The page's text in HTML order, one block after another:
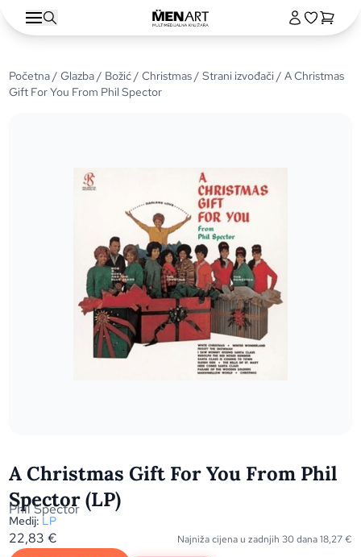
Početna/Glazba/ Božić / Christmas/Strani izvođači/ A Christmas
Gift For You From Phil Spector
A Christmas Gift For You From Phil
Spector (LP)
Phil Spector
Medij: LP
22,83€ Najniža cijena u zadnjih 30 dana18,27€